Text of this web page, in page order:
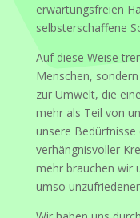
erwartungsfreien
selbsterschaffene
Auf diese Weise
Menschen,
zur Umwelt, die
mehr als Teil von
unsere Bedürfnisse
verhängnisvoller
mehr brauchen wir
umso